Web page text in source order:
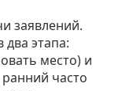
заявлений.
этапа:
место) и
часто